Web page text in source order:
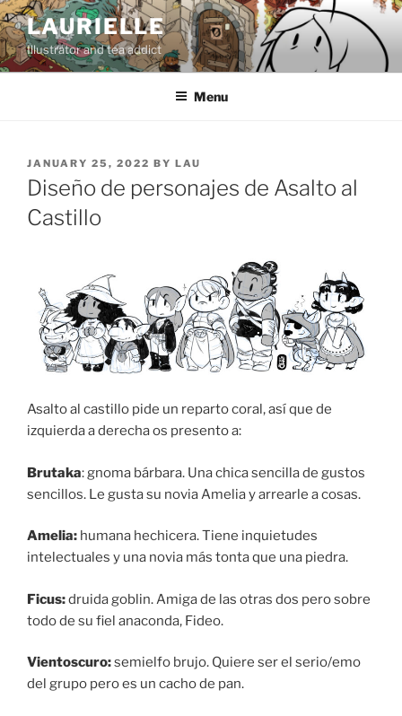
Skip
to
content
LAURIELLE
Illustrator and tea addict
Menu
POSTED
ON
JANUARY 25, 2022 BY LAU
Diseño de personajes de Asalto al
Castillo
Asalto al castillo pide un reparto coral, así que de
izquierda a derecha os presento a:
Brutaka: gnoma bárbara. Una chica sencilla de gustos
sencillos. Le gusta su novia Amelia y arrearle a cosas.
Amelia: humana hechicera. Tiene inquietudes
intelectuales y una novia más tonta que una piedra.
Ficus:druida goblin. Amiga de las otras dos pero sobre
todo de su fiel anaconda, Fideo.
Vientoscuro:semielfo brujo. Quiere ser el serio/emo
del grupo pero es un cacho de pan.